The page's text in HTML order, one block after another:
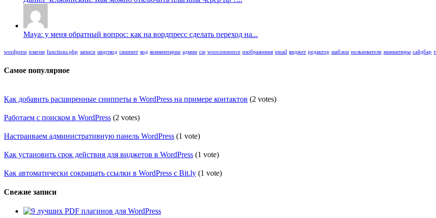
Maya: у меня обратный вопрос: как на вордпресс сделать переход на...
wordpress плагин functions.php записи шорткод сниппет код комментарии админ css woocommerce изображения email виджет редактор шаблон пользователи миниатюры сайдбар
Самое популярное
Как добавить расширенные сниппеты в WordPress на примере контактов (2 votes)
Работаем с поиском в WordPress (2 votes)
Настраиваем административную панель WordPress (1 vote)
Как установить срок действия для виджетов в WordPress (1 vote)
Как автоматически сокращать ссылки в WordPress с Bit.ly (1 vote)
Свежие записи